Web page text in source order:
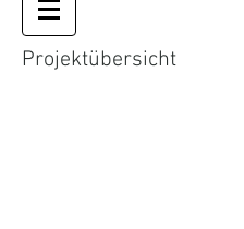
Projektübersicht